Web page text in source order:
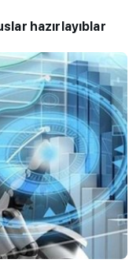
hazırlayıblar